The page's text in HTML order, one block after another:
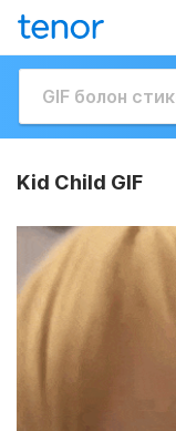
Kid Child GIF